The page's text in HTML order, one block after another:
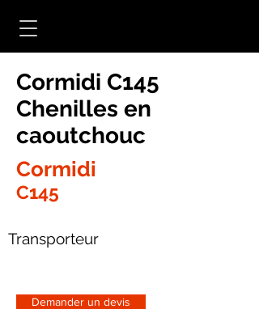
Cormidi C145
Chenilles en
caoutchouc
Cormidi
C145
Transporteur
Demander un devis